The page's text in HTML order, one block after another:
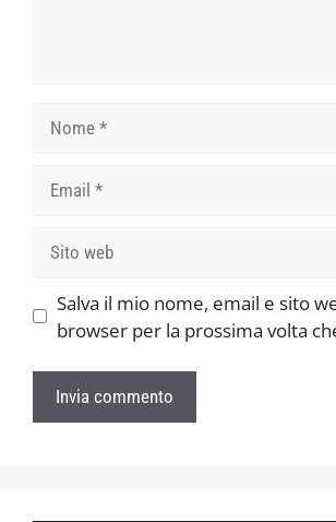
Nome
Email
Sito
web
Salva il mio nome, email e sito
browser per la prossima volta